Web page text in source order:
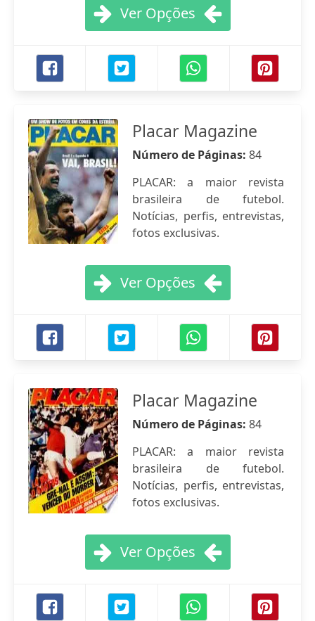
Ver Opções
Placar Magazine
Número de Páginas: 84
PLACAR: a maior revista
brasileira de futebol.
Notícias, perfis, entrevistas,
fotos exclusivas.
Ver Opções
Placar Magazine
Número de Páginas: 84
PLACAR: a maior revista
brasileira de futebol.
Notícias, perfis, entrevistas,
fotos exclusivas.
Ver Opções